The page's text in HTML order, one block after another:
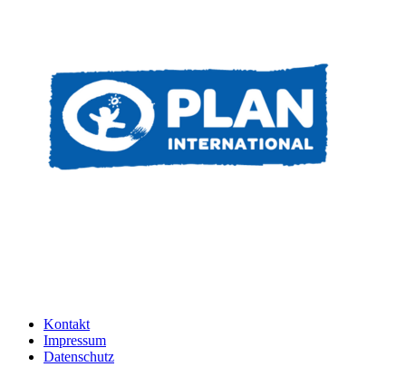
Kontakt
Impressum
Datenschutz